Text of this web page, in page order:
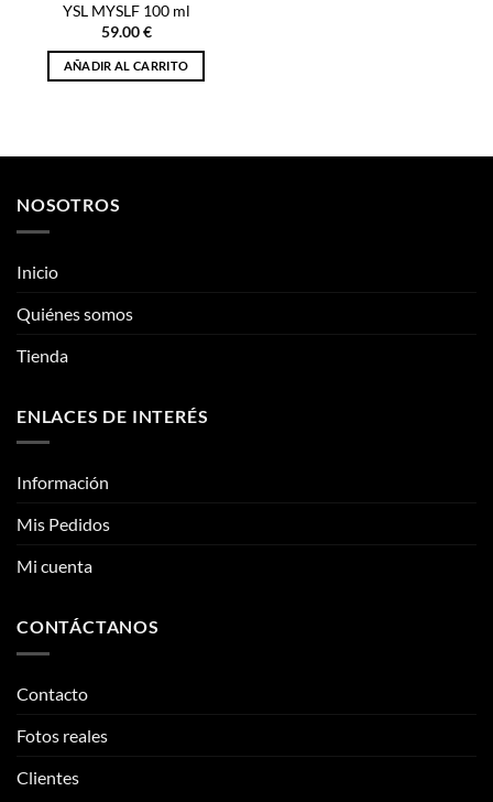
YSL MYSLF 100 ml
59.00€
AÑADIR AL CARRITO
NOSOTROS
Inicio
Quiénes somos
Tienda
ENLACES DE INTERÉS
Información
Mis Pedidos
Mi cuenta
CONTÁCTANOS
Contacto
Fotos reales
Clientes